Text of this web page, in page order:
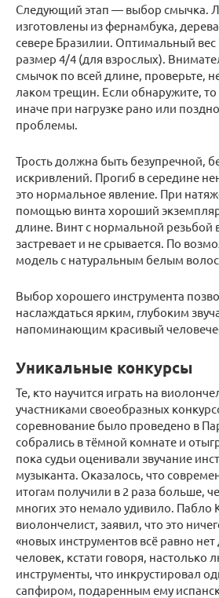
Следующий этап — выбор смычка.
изготовлены из фернамбука,
севере Бразилии. Оптимальный вес
размер 4/4 (для взрослых).
смычок по всей длине, проверьте,
лаком трещин. Если обнаружите, то
иначе при нагрузке рано или
проблемы.
Трость должна быть безупречной,
искривлений. Прогиб в середине
это нормальное явление. При
помощью винта хороший
длине. Винт с нормальной резьбой
застревает и не срывается. По
модель с натуральным белым
Выбор хорошего инструмента
наслаждаться ярким, глубоким
напоминающим красивый
Уникальные конкурсы
Те, кто научится играть на
участниками своеобразных
соревнование было проведено в
собрались в тёмной комнате и
пока судьи оценивали звучание
музыканта. Оказалось, что
итогам получили в 2 раза больше,
многих это немало удивило. Пабло
виолончелист, заявил, что это
«новых инструментов всё равно
человек, кстати говоря, настолько
инструменты, что инкрустировал
сапфиром, подаренным ему